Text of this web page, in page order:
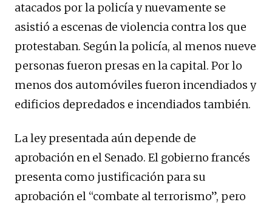
atacados por la policía y nuevamente se
asistió a escenas de violencia contra los que
protestaban. Según la policía, al menos nueve
personas fueron presas en la capital. Por lo
menos dos automóviles fueron incendiados y
edificios depredados e incendiados también.
La ley presentada aún depende de
aprobación en el Senado. El gobierno francés
presenta como justificación para su
aprobación el “combate al terrorismo”, pero